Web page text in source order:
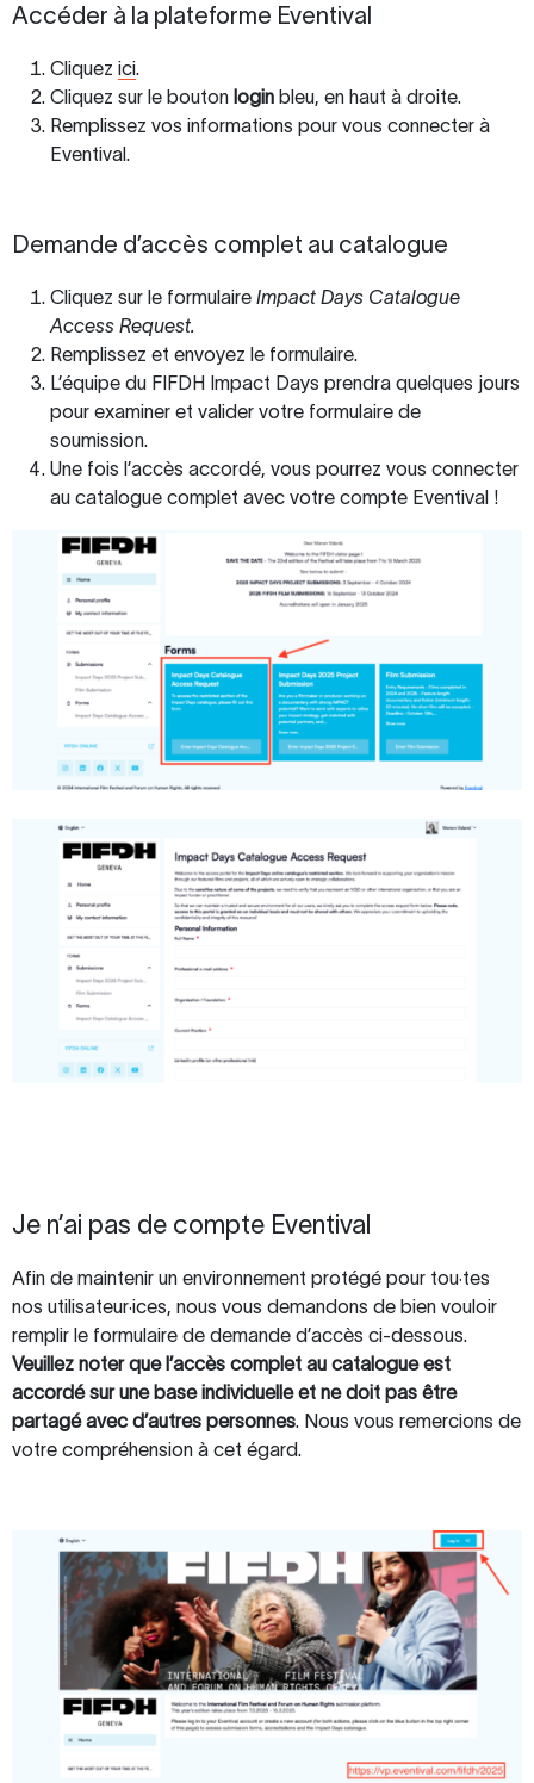
Accéder à la plateforme Eventival
Cliquez ici
Cliquez sur le bouton login bleu, en haut à droite.
Remplissez vos informations pour vous connecter à
Eventival.
Demande d’accès complet au catalogue
Cliquez sur le formulaire Impact Days Catalogue
Access Request.
Remplissez et envoyez le formulaire.
L’équipe du FIFDH Impact Days prendra quelques jours
pour examiner et valider votre formulaire de
soumission.
Une fois l’accès accordé, vous pourrez vous connecter
au catalogue complet avec votre compte Eventival !
Je n’ai pas de compte Eventival
Afin de maintenir un environnement protégé pour tou·tes
nos utilisateur·ices, nous vous demandons de bien vouloir
remplir le formulaire de demande d’accès ci-dessous.
Veuillez noter que l’accès complet au catalogue est
accordé sur une base individuelle et ne doit pas être
partagé avec d’autres personnes. Nous vous remercions de
votre compréhension à cet égard.